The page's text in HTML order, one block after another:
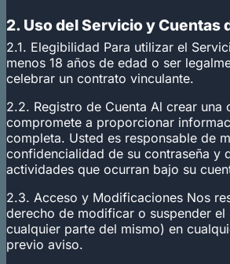
2. Uso del Servicio y Cuentas
2.1. Elegibilidad Para utilizar el
menos 18 años de edad o ser
celebrar un contrato vinculante.
2.2. Registro de Cuenta Al crear una
compromete a proporcionar
completa. Usted es responsable de
confidencialidad de su contraseña y
actividades que ocurran bajo su
2.3. Acceso y Modificaciones Nos
derecho de modificar o suspender el
cualquier parte del mismo) en
previo aviso.